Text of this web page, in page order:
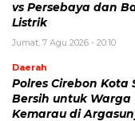
vs Persebaya dan
Listrik
Jumat, 7 Agu 2026 - 20:10
Daerah
Polres Cirebon Kota
Bersih untuk Warga
Kemarau di